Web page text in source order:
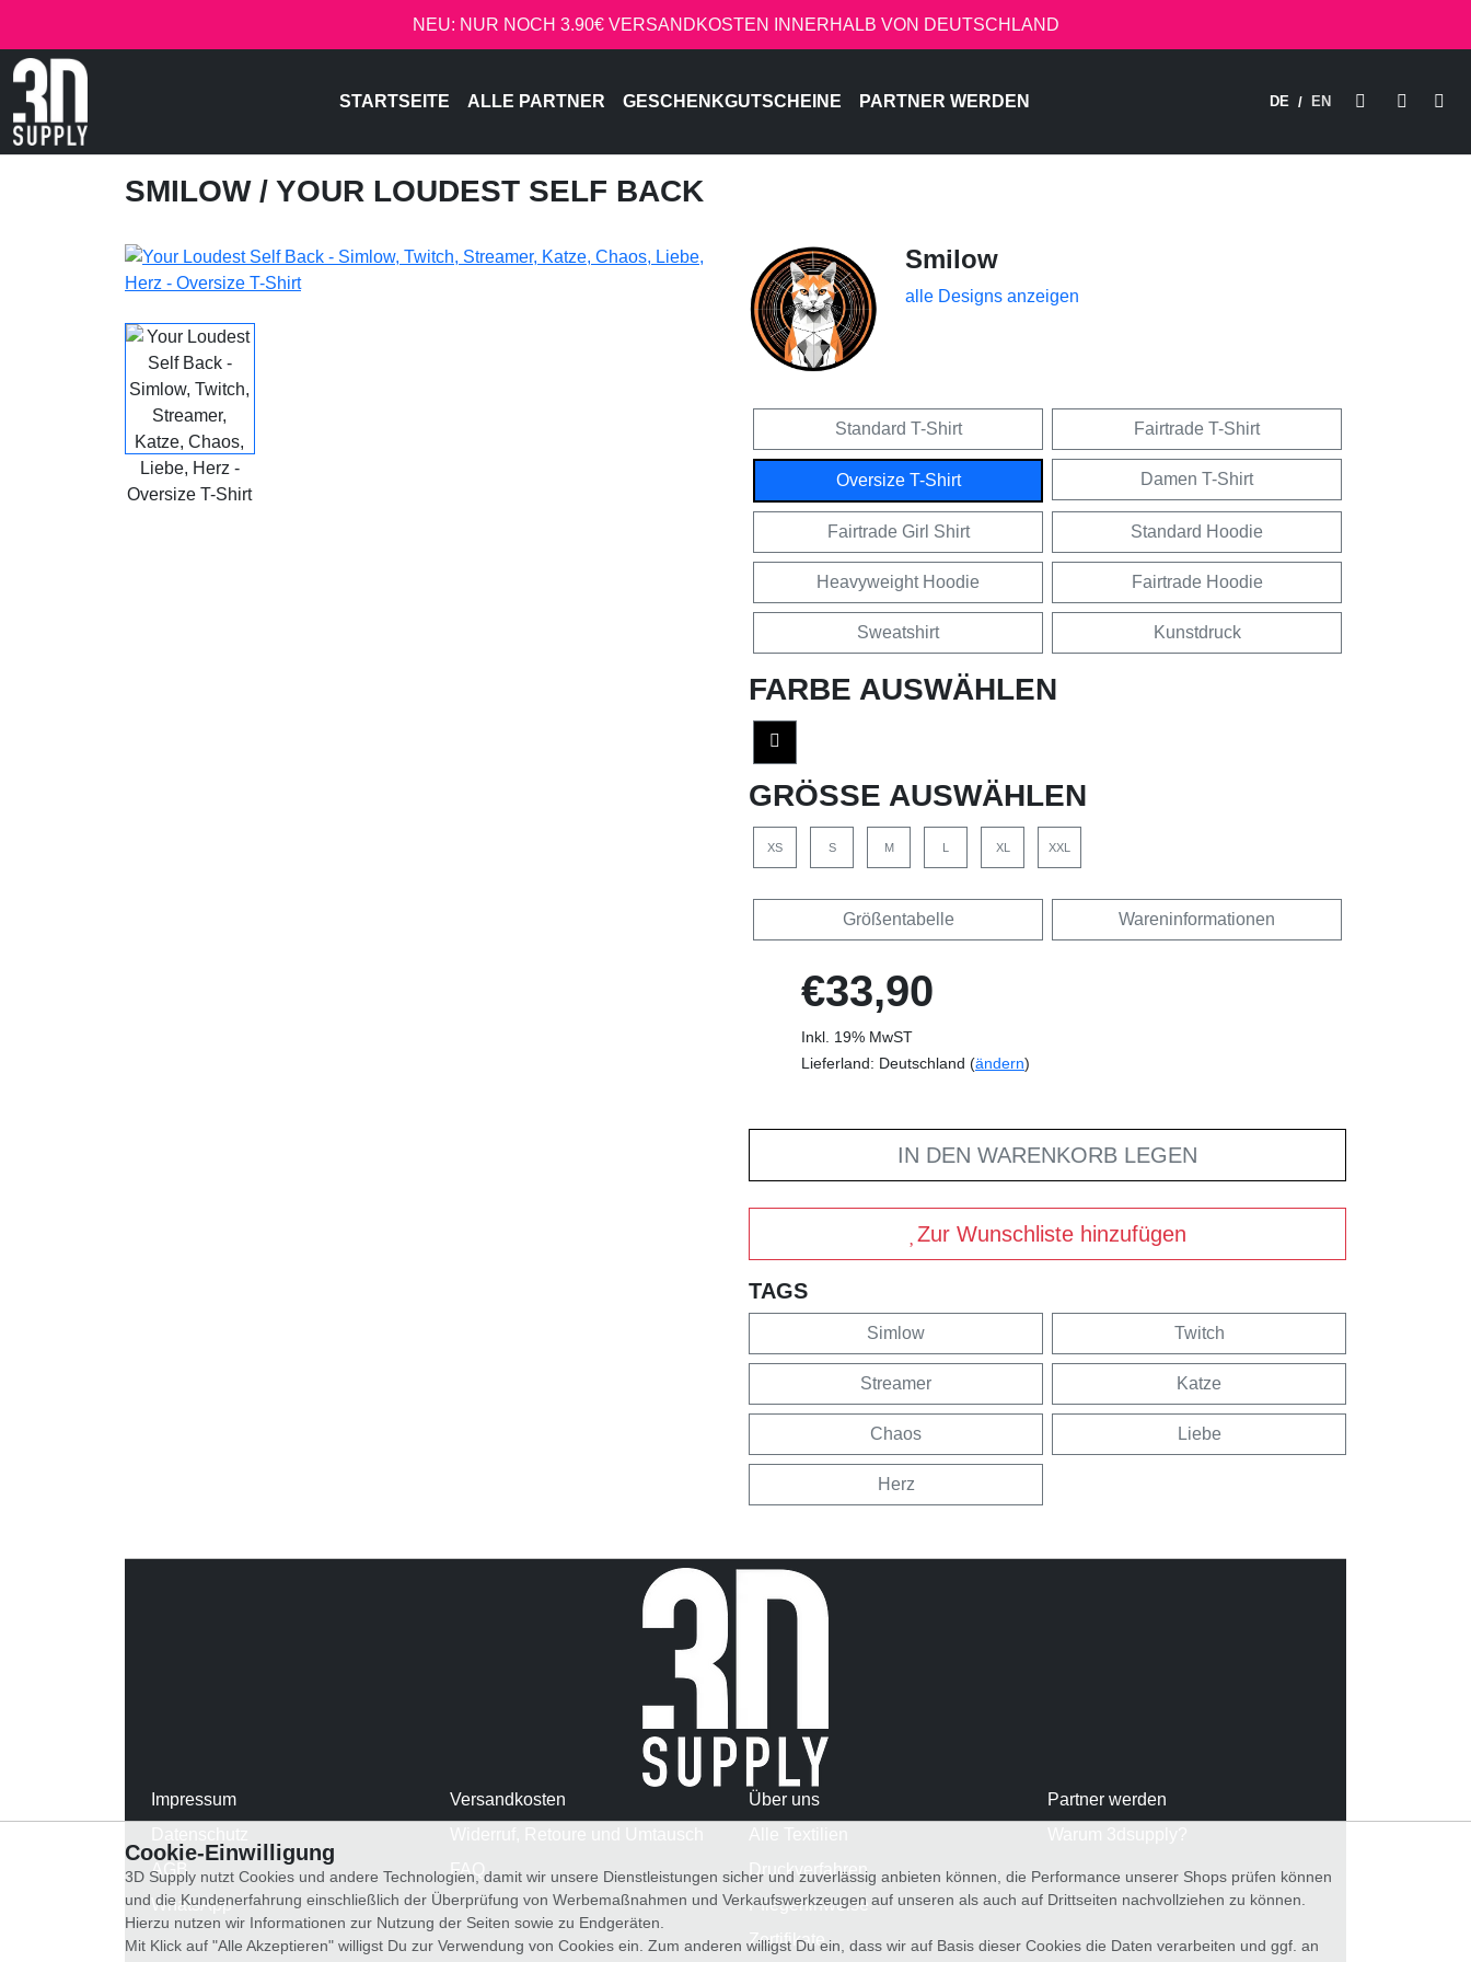
NEU: NUR NOCH 3.90€ VERSANDKOSTEN INNERHALB VON DEUTSCHLAND
STARTSEITE ALLE PARTNER GESCHENKGUTSCHEINE PARTNER WERDEN DE / EN
SMILOW / YOUR LOUDEST SELF BACK
Smilow
alle Designs anzeigen
Standard T-Shirt Fairtrade T-Shirt
Oversize T-Shirt Damen T-Shirt
Fairtrade Girl Shirt Standard Hoodie
Heavyweight Hoodie Fairtrade Hoodie
Sweatshirt Kunstdruck
FARBE AUSWÄHLEN
GRÖSSE AUSWÄHLEN
XS S M XL XXL
Größentabelle Wareninformationen
€33,90
Inkl. 19% MwST
Lieferland: Deutschland (ändern)
IN DEN WARENKORB LEGEN
Zur Wunschliste hinzufügen
TAGS
Simlow Twitch
Streamer Katze
Chaos Liebe
Herz
Impressum
AGB
WhatsApp
Versandkosten
FAQ
Über uns
Druckverfahren
Pflegehinweise
Zertifikate
Partner werden
Cookie-Einwilligung
3D Supply nutzt Cookies und andere Technologien, damit wir unsere Dienstleistungen sicher und zuverlässig anbieten können, die Performance unserer Shops prüfen können
und die Kundenerfahrung einschließlich der Überprüfung von Werbemaßnahmen und Verkaufswerkzeugen auf unseren als auch auf Drittseiten nachvollziehen zu können.
Hierzu nutzen wir Informationen zur Nutzung der Seiten sowie zu Endgeräten.
Mit Klick auf "Alle Akzeptieren" willigst Du zur Verwendung von Cookies ein. Zum anderen willigst Du ein, dass wir auf Basis dieser Cookies die Daten verarbeiten und ggf. an